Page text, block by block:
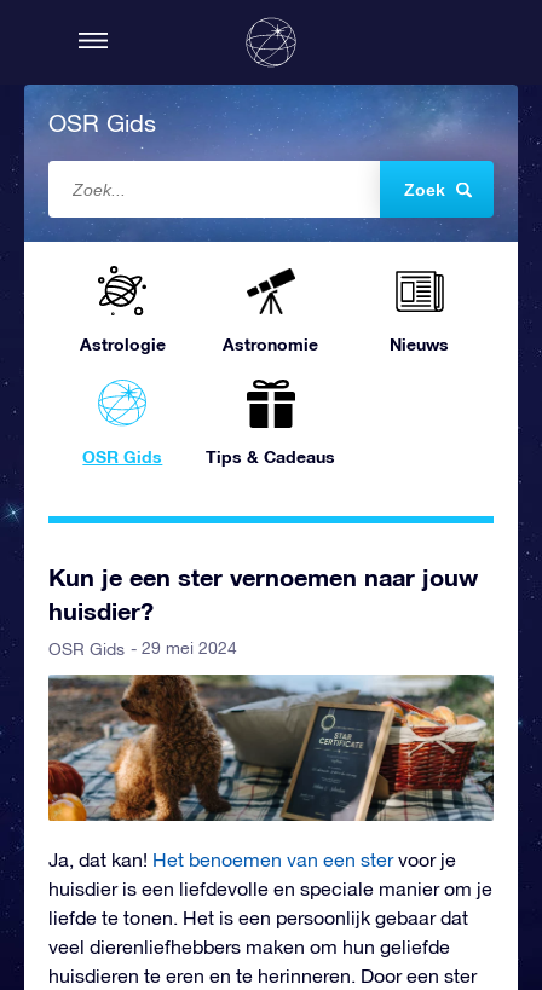
OSR Gids
Zoek
Astrologie Astronomie Nieuws
OSR Gids Tips & Cadeaus
Kun je een ster vernoemen naar jouw
huisdier?
OSR Gids - 29 mei 2024
Ja, dat kan! Het benoemen van een stervoor je
huisdier is een liefdevolle en speciale manier om je
liefde te tonen. Het is een persoonlijk gebaar dat
veel dierenliefhebbers maken om hun geliefde
huisdieren te eren en te herinneren. Door een ster